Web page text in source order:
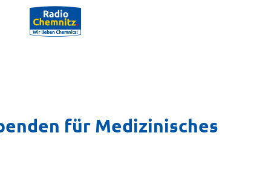
für Medizinisches